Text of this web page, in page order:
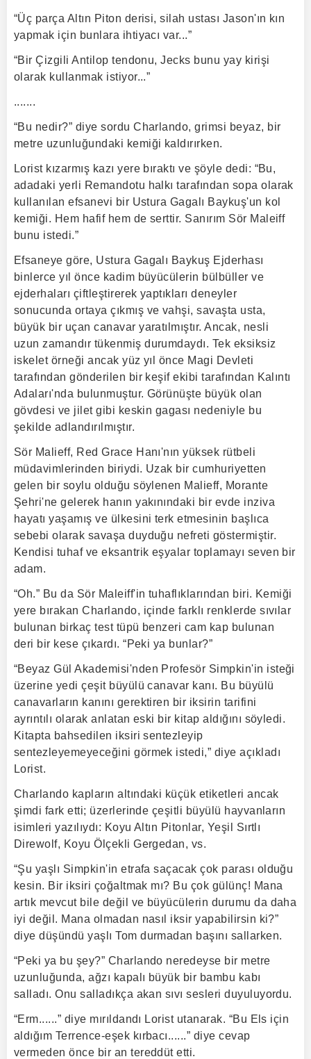
“Üç parça Altın Piton derisi, silah ustası Jason'ın kın
yapmak için bunlara ihtiyacı var...”
“Bir Çizgili Antilop tendonu, Jecks bunu yay kirişi
olarak kullanmak istiyor...”
.......
“Bu nedir?” diye sordu Charlando, grimsi beyaz, bir
metre uzunluğundaki kemiği kaldırırken.
Lorist kızarmış kazı yere bıraktı ve şöyle dedi: “Bu,
adadaki yerli Remandotu halkı tarafından sopa olarak
kullanılan efsanevi bir Ustura Gagalı Baykuş'un kol
kemiği. Hem hafif hem de serttir. Sanırım Sör Maleiff
bunu istedi.”
Efsaneye göre, Ustura Gagalı Baykuş Ejderhası
binlerce yıl önce kadim büyücülerin bülbüller ve
ejderhaları çiftleştirerek yaptıkları deneyler
sonucunda ortaya çıkmış ve vahşi, savaşta usta,
büyük bir uçan canavar yaratılmıştır. Ancak, nesli
uzun zamandır tükenmiş durumdaydı. Tek eksiksiz
iskelet örneği ancak yüz yıl önce Magi Devleti
tarafından gönderilen bir keşif ekibi tarafından Kalıntı
Adaları'nda bulunmuştur. Görünüşte büyük olan
gövdesi ve jilet gibi keskin gagası nedeniyle bu
şekilde adlandırılmıştır.
Sör Malieff, Red Grace Hanı'nın yüksek rütbeli
müdavimlerinden biriydi. Uzak bir cumhuriyetten
gelen bir soylu olduğu söylenen Malieff, Morante
Şehri'ne gelerek hanın yakınındaki bir evde inziva
hayatı yaşamış ve ülkesini terk etmesinin başlıca
sebebi olarak savaşa duyduğu nefreti göstermiştir.
Kendisi tuhaf ve eksantrik eşyalar toplamayı seven bir
adam.
“Oh.” Bu da Sör Maleiff'in tuhaflıklarından biri. Kemiği
yere bırakan Charlando, içinde farklı renklerde sıvılar
bulunan birkaç test tüpü benzeri cam kap bulunan
deri bir kese çıkardı. “Peki ya bunlar?”
“Beyaz Gül Akademisi'nden Profesör Simpkin'in isteği
üzerine yedi çeşit büyülü canavar kanı. Bu büyülü
canavarların kanını gerektiren bir iksirin tarifini
ayrıntılı olarak anlatan eski bir kitap aldığını söyledi.
Kitapta bahsedilen iksiri sentezleyip
sentezleyemeyeceğini görmek istedi,” diye açıkladı
Lorist.
Charlando kapların altındaki küçük etiketleri ancak
şimdi fark etti; üzerlerinde çeşitli büyülü hayvanların
isimleri yazılıydı: Koyu Altın Pitonlar, Yeşil Sırtlı
Direwolf, Koyu Ölçekli Gergedan, vs.
“Şu yaşlı Simpkin'in etrafa saçacak çok parası olduğu
kesin. Bir iksiri çoğaltmak mı? Bu çok gülünç! Mana
artık mevcut bile değil ve büyücülerin durumu da daha
iyi değil. Mana olmadan nasıl iksir yapabilirsin ki?”
diye düşündü yaşlı Tom durmadan başını sallarken.
“Peki ya bu şey?” Charlando neredeyse bir metre
uzunluğunda, ağzı kapalı büyük bir bambu kabı
salladı. Onu salladıkça akan sıvı sesleri duyuluyordu.
“Erm......” diye mırıldandı Lorist utanarak. “Bu Els için
aldığım Terrence-eşek kırbacı......” diye cevap
vermeden önce bir an tereddüt etti.